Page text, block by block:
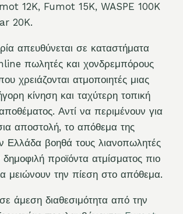
12K, Fumot 15K, WASPE 100K
20K.
απευθύνεται σε καταστήματα
πωλητές και χονδρεμπόρους
χρειάζονται ατμοποιητές μιας
κίνηση και ταχύτερη τοπική
Αντί να περιμένουν για
αποστολή, το απόθεμα της
Ελλάδα βοηθά τους λιανοπωλητές
προϊόντα ατμίσματος πιο
μειώνουν την πίεση στο απόθεμα.
άμεση διαθεσιμότητα από την